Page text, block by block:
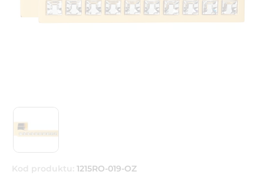
Kod produktu: 1215RO-019-OZ